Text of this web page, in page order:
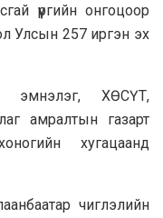
үүргийн онгоцoop
Улсын 257 иргэн эх
эмнэлэг, ХӨСҮТ,
амралтын газарт
хугацaaнд
чиглэлийн